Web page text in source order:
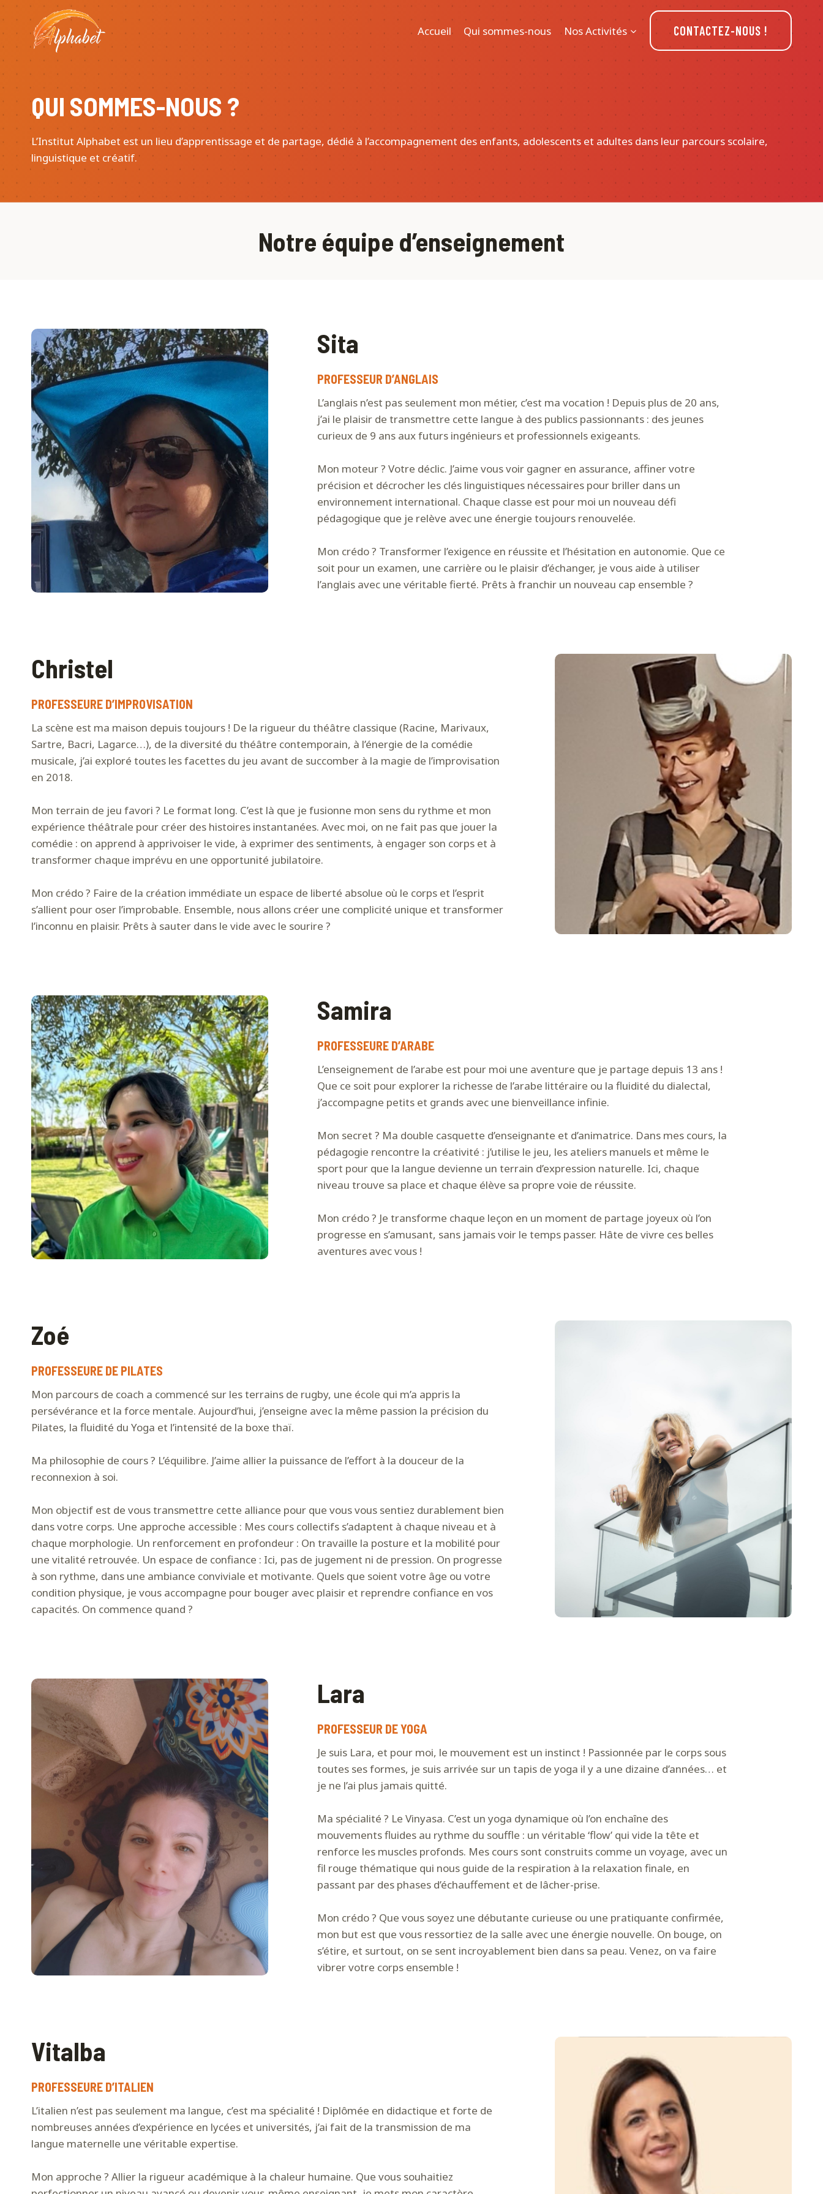
Aller
au
contenu
Accueil Qui sommes-nous Nos Activités CONTACTEZ-NOUS !
QUI SOMMES-NOUS ?
L’Institut Alphabet est un lieu d’apprentissage et de partage, dédié à l’accompagnement des enfants, adolescents et adultes dans leur parcours scolaire,
linguistique et créatif.
Notre équipe d’enseignement
Sita
PROFESSEUR D’ANGLAIS
L’anglais n’est pas seulement mon métier, c’est ma vocation ! Depuis plus de 20 ans,
j’ai le plaisir de transmettre cette langue à des publics passionnants : des jeunes
curieux de 9 ans aux futurs ingénieurs et professionnels exigeants.
Mon moteur ? Votre déclic. J’aime vous voir gagner en assurance, affiner votre
précision et décrocher les clés linguistiques nécessaires pour briller dans un
environnement international. Chaque classe est pour moi un nouveau défi
pédagogique que je relève avec une énergie toujours renouvelée.
Mon crédo ? Transformer l’exigence en réussite et l’hésitation en autonomie. Que ce
soit pour un examen, une carrière ou le plaisir d’échanger, je vous aide à utiliser
l’anglais avec une véritable fierté. Prêts à franchir un nouveau cap ensemble ?
Christel
PROFESSEURE D’IMPROVISATION
La scène est ma maison depuis toujours ! De la rigueur du théâtre classique (Racine, Marivaux,
Sartre, Bacri, Lagarce…), de la diversité du théâtre contemporain, à l’énergie de la comédie
musicale, j’ai exploré toutes les facettes du jeu avant de succomber à la magie de l’improvisation
en 2018.
Mon terrain de jeu favori ? Le format long. C’est là que je fusionne mon sens du rythme et mon
expérience théâtrale pour créer des histoires instantanées. Avec moi, on ne fait pas que jouer la
comédie : on apprend à apprivoiser le vide, à exprimer des sentiments, à engager son corps et à
transformer chaque imprévu en une opportunité jubilatoire.
Mon crédo ? Faire de la création immédiate un espace de liberté absolue où le corps et l’esprit
s’allient pour oser l’improbable. Ensemble, nous allons créer une complicité unique et transformer
l’inconnu en plaisir. Prêts à sauter dans le vide avec le sourire ?
Samira
PROFESSEURE D’ARABE
L’enseignement de l’arabe est pour moi une aventure que je partage depuis 13 ans !
Que ce soit pour explorer la richesse de l’arabe littéraire ou la fluidité du dialectal,
j’accompagne petits et grands avec une bienveillance infinie.
Mon secret ? Ma double casquette d’enseignante et d’animatrice. Dans mes cours, la
pédagogie rencontre la créativité : j’utilise le jeu, les ateliers manuels et même le
sport pour que la langue devienne un terrain d’expression naturelle. Ici, chaque
niveau trouve sa place et chaque élève sa propre voie de réussite.
Mon crédo ? Je transforme chaque leçon en un moment de partage joyeux où l’on
progresse en s’amusant, sans jamais voir le temps passer. Hâte de vivre ces belles
aventures avec vous !
Zoé
PROFESSEURE DE PILATES
Mon parcours de coach a commencé sur les terrains de rugby, une école qui m’a appris la
persévérance et la force mentale. Aujourd’hui, j’enseigne avec la même passion la précision du
Pilates, la fluidité du Yoga et l’intensité de la boxe thaï.
Ma philosophie de cours ? L’équilibre. J’aime allier la puissance de l’effort à la douceur de la
reconnexion à soi.
Mon objectif est de vous transmettre cette alliance pour que vous vous sentiez durablement bien
dans votre corps. Une approche accessible : Mes cours collectifs s’adaptent à chaque niveau et à
chaque morphologie. Un renforcement en profondeur : On travaille la posture et la mobilité pour
une vitalité retrouvée. Un espace de confiance : Ici, pas de jugement ni de pression. On progresse
à son rythme, dans une ambiance conviviale et motivante. Quels que soient votre âge ou votre
condition physique, je vous accompagne pour bouger avec plaisir et reprendre confiance en vos
capacités. On commence quand ?
Lara
PROFESSEUR DE YOGA
Je suis Lara, et pour moi, le mouvement est un instinct ! Passionnée par le corps sous
toutes ses formes, je suis arrivée sur un tapis de yoga il y a une dizaine d’années… et
je ne l’ai plus jamais quitté.
Ma spécialité ? Le Vinyasa. C’est un yoga dynamique où l’on enchaîne des
mouvements fluides au rythme du souffle : un véritable ‘flow’ qui vide la tête et
renforce les muscles profonds. Mes cours sont construits comme un voyage, avec un
fil rouge thématique qui nous guide de la respiration à la relaxation finale, en
passant par des phases d’échauffement et de lâcher-prise.
Mon crédo ? Que vous soyez une débutante curieuse ou une pratiquante confirmée,
mon but est que vous ressortiez de la salle avec une énergie nouvelle. On bouge, on
s’étire, et surtout, on se sent incroyablement bien dans sa peau. Venez, on va faire
vibrer votre corps ensemble !
Vitalba
PROFESSEURE D’ITALIEN
L’italien n’est pas seulement ma langue, c’est ma spécialité ! Diplômée en didactique et forte de
nombreuses années d’expérience en lycées et universités, j’ai fait de la transmission de ma
langue maternelle une véritable expertise.
Mon approche ? Allier la rigueur académique à la chaleur humaine. Que vous souhaitiez